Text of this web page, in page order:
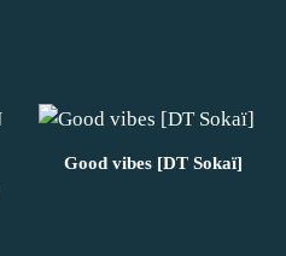
Good vibes [DT Sokaï]